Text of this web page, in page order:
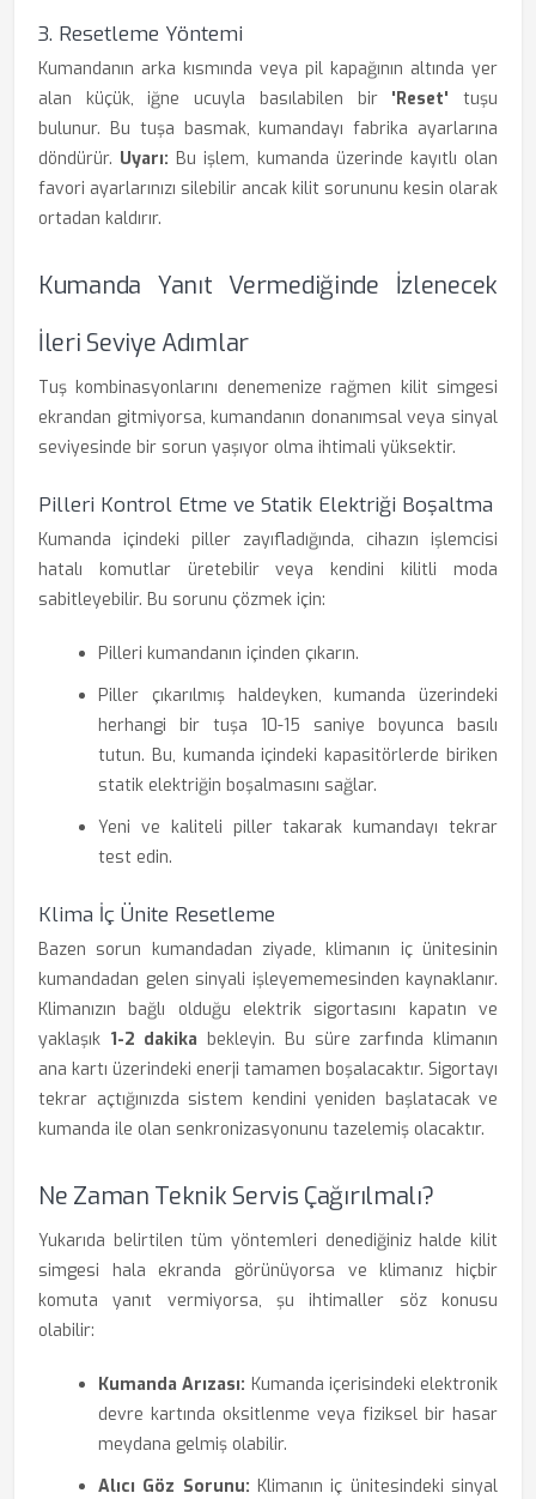
3. Resetleme Yöntemi
Kumandanın arka kısmında veya pil kapağının altında yer
alan küçük, iğne ucuyla basılabilen bir 'Reset' tuşu
bulunur. Bu tuşa basmak, kumandayı fabrika ayarlarına
döndürür. Uyarı: Bu işlem, kumanda üzerinde kayıtlı olan
favori ayarlarınızı silebilir ancak kilit sorununu kesin olarak
ortadan kaldırır.
Kumanda Yanıt Vermediğinde İzlenecek
İleri Seviye Adımlar
Tuş kombinasyonlarını denemenize rağmen kilit simgesi
ekrandan gitmiyorsa, kumandanın donanımsal veya sinyal
seviyesinde bir sorun yaşıyor olma ihtimali yüksektir.
Pilleri Kontrol Etme ve Statik Elektriği Boşaltma
Kumanda içindeki piller zayıfladığında, cihazın işlemcisi
hatalı komutlar üretebilir veya kendini kilitli moda
sabitleyebilir. Bu sorunu çözmek için:
Pilleri kumandanın içinden çıkarın.
Piller çıkarılmış haldeyken, kumanda üzerindeki
herhangi bir tuşa 10-15 saniye boyunca basılı
tutun. Bu, kumanda içindeki kapasitörlerde biriken
statik elektriğin boşalmasını sağlar.
Yeni ve kaliteli piller takarak kumandayı tekrar
test edin.
Klima İç Ünite Resetleme
Bazen sorun kumandadan ziyade, klimanın iç ünitesinin
kumandadan gelen sinyali işleyememesinden kaynaklanır.
Klimanızın bağlı olduğu elektrik sigortasını kapatın ve
yaklaşık 1-2 dakika bekleyin. Bu süre zarfında klimanın
ana kartı üzerindeki enerji tamamen boşalacaktır. Sigortayı
tekrar açtığınızda sistem kendini yeniden başlatacak ve
kumanda ile olan senkronizasyonunu tazelemiş olacaktır.
Ne Zaman Teknik Servis Çağırılmalı?
Yukarıda belirtilen tüm yöntemleri denediğiniz halde kilit
simgesi hala ekranda görünüyorsa ve klimanız hiçbir
komuta yanıt vermiyorsa, şu ihtimaller söz konusu
olabilir:
Kumanda Arızası: Kumanda içerisindeki elektronik
devre kartında oksitlenme veya fiziksel bir hasar
meydana gelmiş olabilir.
Alıcı Göz Sorunu: Klimanın iç ünitesindeki sinyal